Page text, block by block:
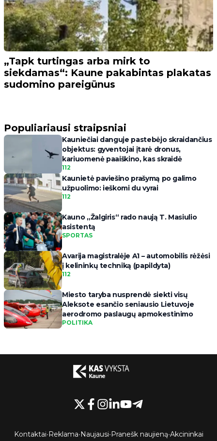
„Tapk turtingas arba mirk to
siekdamas“: Kaune pakabintas plakatas
sudomino pareigūnus
Populiariausi straipsniai
Kauniečiai danguje pastebėjo skraidančius
objektus: gyventojai įtarė dronus,
kariuomenė paaiškino, kas skraidė
112
Kaunietė paviešino prašymą po galimo
užpuolimo: ieškomi du vyrai
112
Kauno „Žalgiris“ rado naują T. Masiulio
asistentą
SPORTAS
Avarija magistralėje A1 – automobilis rėžėsi
į kelininkų techniką (papildyta)
112
Miesto taryba nusprendė siekti visų
Aleksote esančio seniausio Lietuvoje
aerodromo paslaugų apmokestinimo
POLITIKA
Kontaktai•Reklama•Naujausi•Pranešk naujieną•Akcininkai